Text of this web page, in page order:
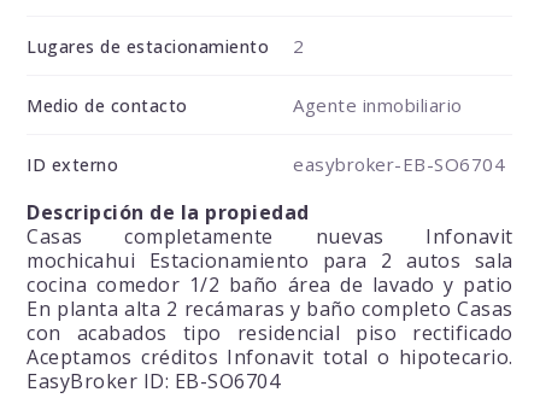
Lugares de estacionamiento 2
Medio de contacto Agente inmobiliario
ID externo easybroker-EB-SO6704
Descripción de la propiedad
Casas completamente nuevas Infonavit
mochicahui Estacionamiento para 2 autos sala
cocina comedor 1/2 baño área de lavado y patio
En planta alta 2 recámaras y baño completo Casas
con acabados tipo residencial piso rectificado
Aceptamos créditos Infonavit total o hipotecario.
EasyBroker ID: EB-SO6704